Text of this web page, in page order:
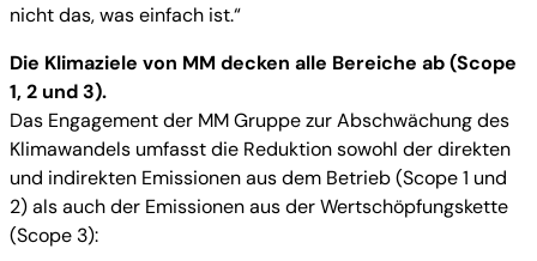
nicht das, was einfach ist.“
Die Klimaziele von MM decken alle Bereiche ab (Scope
1, 2 und 3).
Das Engagement der MM Gruppe zur Abschwächung des
Klimawandels umfasst die Reduktion sowohl der direkten
und indirekten Emissionen aus dem Betrieb (Scope 1 und
2) als auch der Emissionen aus der Wertschöpfungskette
(Scope 3):